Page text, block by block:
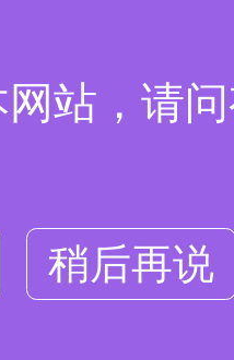
站，请
稍后再说